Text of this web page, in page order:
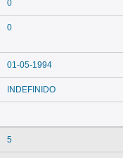
0
0
01-05-1994
INDEFINIDO
5